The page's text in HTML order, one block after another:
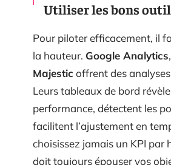
Utiliser les bons
Pour piloter efficacement, il
la hauteur. Google Analytics,
Majestic offrent des
Leurs tableaux de bord
performance, détectent les
facilitent l’ajustement en
choisissez jamais un KPI par
doit toujours épouser vos